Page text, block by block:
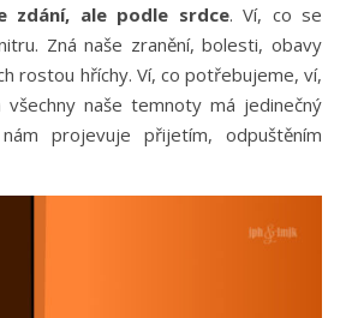
zdání, ale podle srdce. Ví, co se
Zná naše zranění, bolesti, obavy
rostou hříchy. Ví, co potřebujeme, ví,
všechny naše temnoty má jedinečný
projevuje přijetím, odpuštěním